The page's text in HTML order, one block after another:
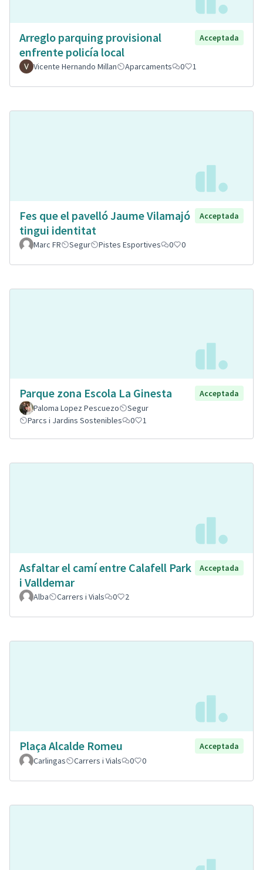
Arreglo parquing provisional
enfrente policía local
Acceptada
Vicente Hernando Millan Aparcaments 0 1
Fes que el pavelló Jaume Vilamajó
tingui identitat
Acceptada
Marc FR Segur Pistes Esportives 0 0
Parque zona Escola La Ginesta
Acceptada
Paloma Lopez Pescuezo
Segur
Parcs i Jardins Sostenibles
0 1
Asfaltar el camí entre Calafell Park
i Valldemar
Acceptada
Alba Carrers i Vials 0 2
Plaça Alcalde Romeu
Acceptada
Carlingas
Carrers i Vials 0 0